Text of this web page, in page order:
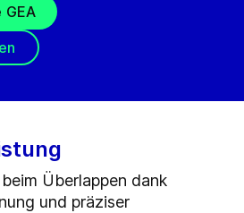
GEA
Überlappen dank
und präziser